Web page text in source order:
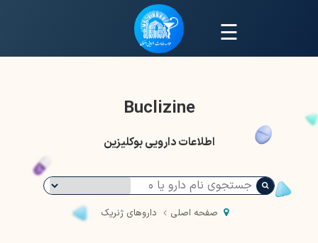
☰
Buclizine
اطلاعات دارویی بوکلیزین
صفحه اصلی داروهای ژنریک